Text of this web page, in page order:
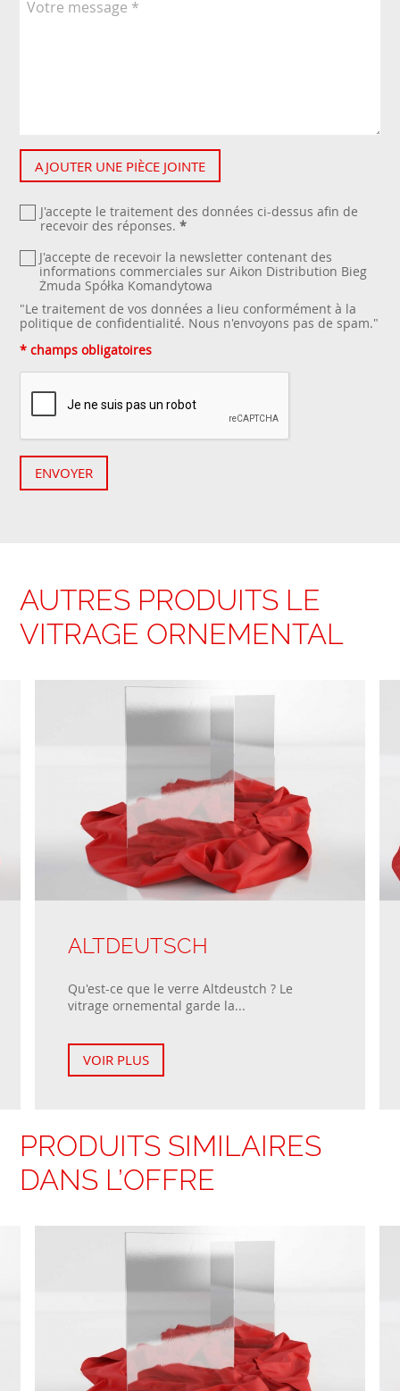
AJOUTER UNE PIÈCE JOINTE
J'accepte le traitement des données ci-dessus afin de
recevoir des réponses. *
J'accepte de recevoir la newsletter contenant des
informations commerciales sur Aikon Distribution Bieg
Żmuda Spółka Komandytowa
"Le traitement de vos données a lieu conformément à la
politique de confidentialité. Nous n'envoyons pas de spam."
* champs obligatoires
ENVOYER
AUTRES PRODUITS LE
VITRAGE ORNEMENTAL
ALTDEUTSCH
Qu'est-ce que le verre Altdeustch ? Le
vitrage ornemental garde la...
VOIR PLUS
PRODUITS SIMILAIRES
DANS L’OFFRE